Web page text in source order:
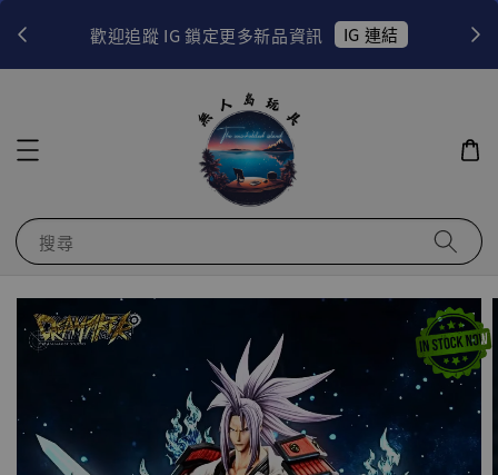
歡迎追蹤 IG 鎖定更多新品資訊 IG 連結
搜尋